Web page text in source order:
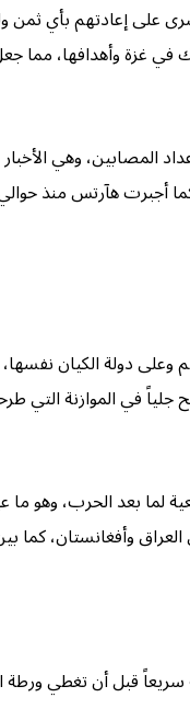
على إعادتهم بأي ثمن
غزة وأهدافها، مما
المصابين، وهي
وعلى دولة الكيان
جلياً في الموازنة
بعد الحرب، وهو ما
وأفغانستان،
قبل أن تغطي ورطة